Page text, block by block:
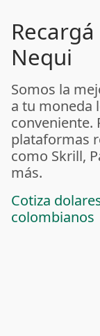
Nequi
Somos la
a tu moneda
conveniente.
plataformas
como Skrill,
más.
Cotiza
colombianos